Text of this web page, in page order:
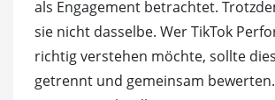
als Engagement betrachtet.
sie nicht dasselbe. Wer TikTok
richtig verstehen möchte, sollte
getrennt und gemeinsam